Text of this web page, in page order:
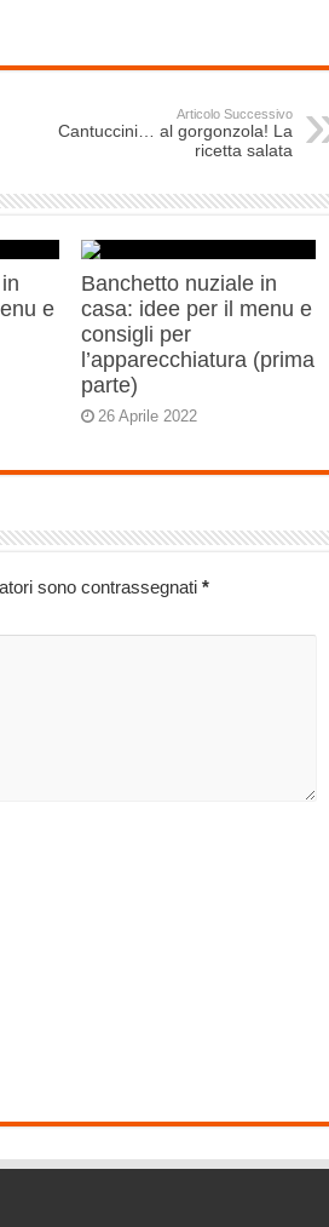
Articolo Successivo
Cantuccini… al gorgonzola! La
ricetta salata
e
Banchetto nuziale in
casa: idee per il menu e
consigli per
l’apparecchiatura (prima
parte)
26 Aprile 2022
sono contrassegnati *